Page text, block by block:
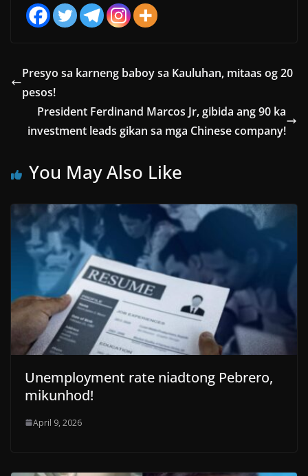
Presyo sa karneng baboy sa Kauluhan, mitaas og 20
pesos!
President Ferdinand Marcos Jr, gibida ang 90 ka
investment leads gikan sa mga Chinese company!
You May Also Like
Unemployment rate niadtong Pebrero,
mikunhod!
April 9, 2026